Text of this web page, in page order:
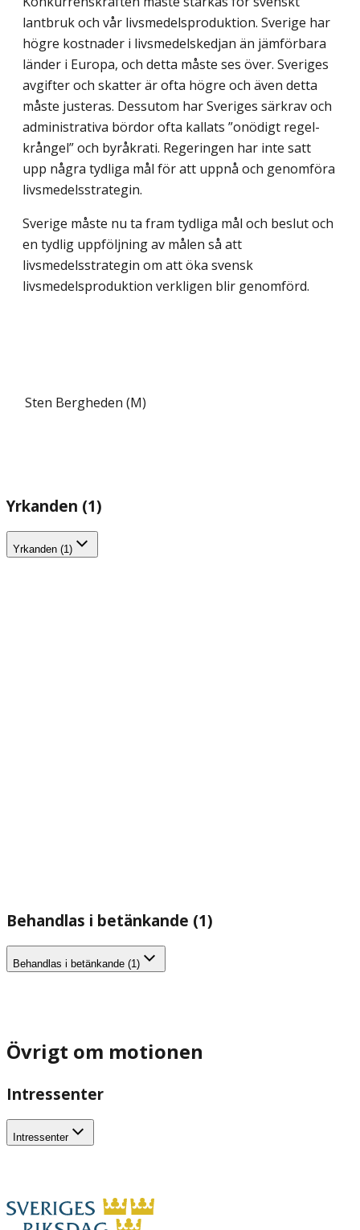
lantbruk och vår livsmedelsproduktion. Sverige har
högre kostnader i livsmedelskedjan än jämförbara
länder i Europa, och detta måste ses över. Sveriges
avgifter och skatter är ofta högre och även detta
måste justeras. Dessutom har Sveriges särkrav och
administrativa bördor ofta kallats ”onödigt regel­
krångel” och byråkrati. Regeringen har inte satt
upp några tydliga mål för att uppnå och genomföra
livsmedelsstrategin.
Sverige måste nu ta fram tydliga mål och beslut och
en tydlig uppföljning av målen så att
livsmedelsstrategin om att öka svensk
livsmedelsproduktion verkligen blir genomförd.
Sten Bergheden (M)
Yrkanden (1)
Yrkanden (1)
Behandlas i betänkande (1)
Behandlas i betänkande (1)
Övrigt om motionen
Intressenter
Intressenter